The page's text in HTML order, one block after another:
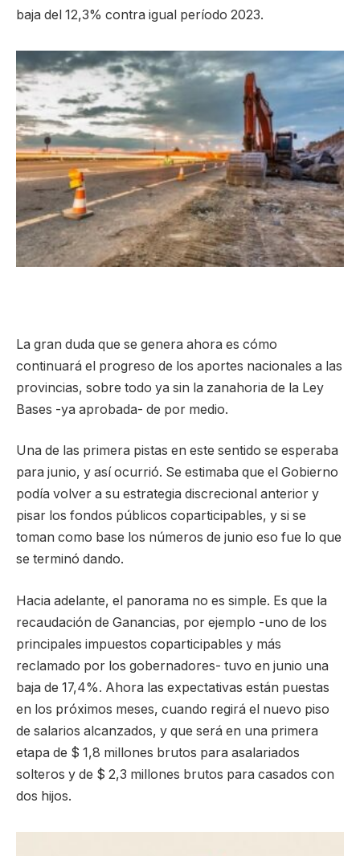
baja del 12,3% contra igual período 2023.
La gran duda que se genera ahora es cómo
continuará el progreso de los aportes nacionales a las
provincias, sobre todo ya sin la zanahoria de la Ley
Bases -ya aprobada- de por medio.
Una de las primera pistas en este sentido se esperaba
para junio, y así ocurrió. Se estimaba que el Gobierno
podía volver a su estrategia discrecional anterior y
pisar los fondos públicos coparticipables, y si se
toman como base los números de junio eso fue lo que
se terminó dando.
Hacia adelante, el panorama no es simple. Es que la
recaudación de Ganancias, por ejemplo -uno de los
principales impuestos coparticipables y más
reclamado por los gobernadores- tuvo en junio una
baja de 17,4%. Ahora las expectativas están puestas
en los próximos meses, cuando regirá el nuevo piso
de salarios alcanzados, y que será en una primera
etapa de $ 1,8 millones brutos para asalariados
solteros y de $ 2,3 millones brutos para casados con
dos hijos.